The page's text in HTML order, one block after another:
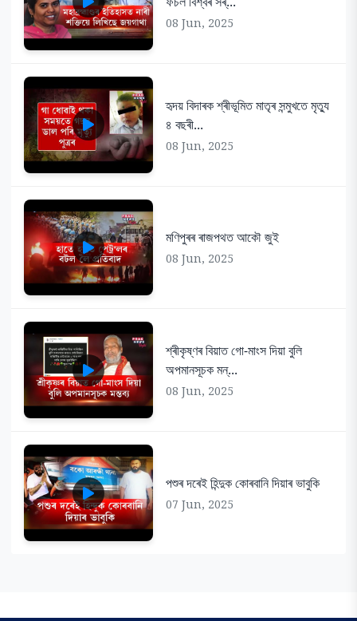
08 Jun, 2025
হৃদয় বিদাৰক শ্ৰীভূমিত মাতৃৰ সন্মুখতে মৃত্যু
৪ বছৰী...
08 Jun, 2025
মণিপুৰৰ ৰাজপথত আকৌ জুই
08 Jun, 2025
শ্ৰীকৃষ্ণৰ বিয়াত গো-মাংস দিয়া বুলি
অপমানসূচক মন্...
08 Jun, 2025
পশুৰ দৰেই হিন্দুক কোৰবানি দিয়াৰ ভাবুকি
07 Jun, 2025